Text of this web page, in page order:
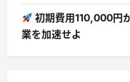
初期費用110,000円
業を加速せよ